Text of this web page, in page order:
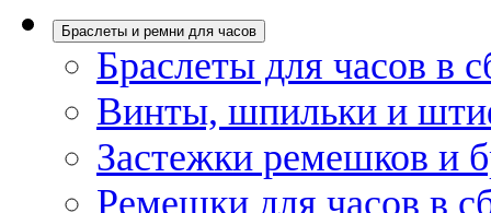
Браслеты и ремни для часов
Браслеты для часов в
Винты, шпильки и
Застежки ремешков и
Ремешки для часов в